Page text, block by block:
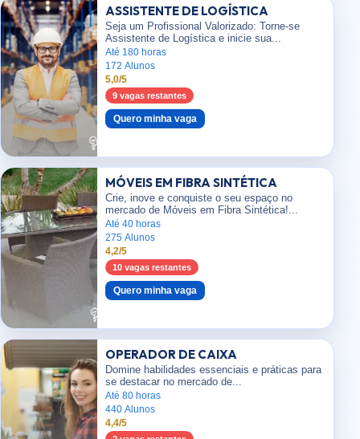
ASSISTENTE DE LOGÍSTICA
Seja um Profissional Valorizado: Torne-se
Assistente de Logística e inicie sua...
Até 180 horas
172 Alunos
5,0/5
9 vagas restantes
Quero minha vaga
MÓVEIS EM FIBRA SINTÉTICA
Crie, inove e conquiste o seu espaço no
mercado de Móveis em Fibra Sintética!...
Até 40 horas
275 Alunos
4,2/5
10 vagas restantes
Quero minha vaga
OPERADOR DE CAIXA
Domine habilidades essenciais e práticas para
se destacar no mercado de...
Até 80 horas
440 Alunos
4,4/5